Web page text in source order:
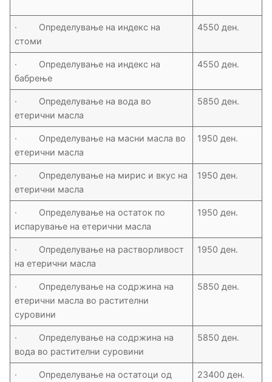
· Определување на индекс на
стоми
4550 ден.
· Определување на индекс на
бабрење
4550 ден.
· Определување на вода во
етерични масла
5850 ден.
· Определување на масни масла во
етерични масла
1950 ден.
· Определување на мирис и вкус на
етерични масла
1950 ден.
· Определување на остаток по
испарување на етерични масла
1950 ден.
· Определување на растворливост
на етерични масла
1950 ден.
· Определување на содржина на
етерични масла во растителни
суровини
5850 ден.
· Определување на содржина на
вода во растителни суровини
5850 ден.
· Определување на остатоци од
23400 ден.